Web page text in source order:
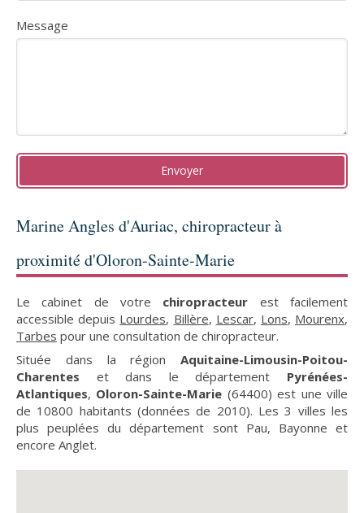
Message
Envoyer
Marine Angles d'Auriac, chiropracteur à
proximité d'Oloron-Sainte-Marie
Le cabinet de votre chiropracteur est facilement
accessible depuis Lourdes, Billère, Lescar, Lons, Mourenx,
Tarbes pour une consultation de chiropracteur.
Située dans la région Aquitaine-Limousin-Poitou-
Charentes et dans le département Pyrénées-
Atlantiques, Oloron-Sainte-Marie (64400) est une ville
de 10800 habitants (données de 2010). Les 3 villes les
plus peuplées du département sont Pau, Bayonne et
encore Anglet.